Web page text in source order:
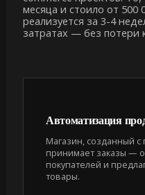
месяца и стоило от 500
реализуется за 3-4
затратах — без потери
Автоматизация
Магазин, созданный
принимает заказы —
покупателей и
товары.